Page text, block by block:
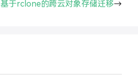
基于rclone的跨云对象存储迁移→